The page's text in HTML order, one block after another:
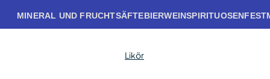
MINERAL UND FRUCHTSÄFTEBIERWEINSPIRITUOSEN
Likör